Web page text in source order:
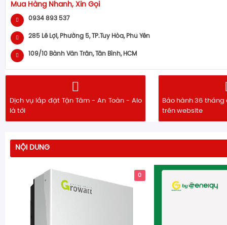
Mua Hàng Nhanh, Xin Gọi
0934 893 537
285 Lê Lợi, Phường 5, TP.Tuy Hòa, Phú Yên
109/10 Bành Văn Trân, Tân Bình, HCM
Dịch vụ lắp đặt Tận Tâm - An Toàn - Alo
là tới
Bảo hành 36
trên website
NỘI DUNG
0